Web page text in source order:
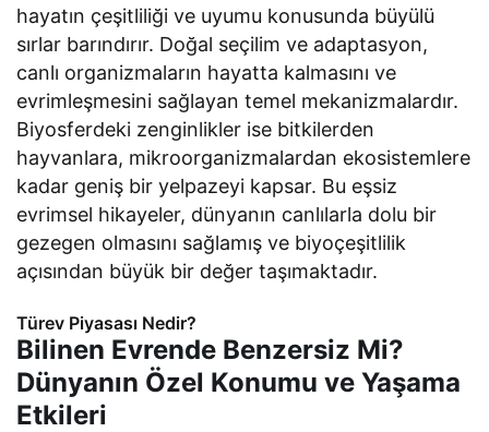
hayatın çeşitliliği ve uyumu konusunda büyülü
sırlar barındırır. Doğal seçilim ve adaptasyon,
canlı organizmaların hayatta kalmasını ve
evrimleşmesini sağlayan temel mekanizmalardır.
Biyosferdeki zenginlikler ise bitkilerden
hayvanlara, mikroorganizmalardan ekosistemlere
kadar geniş bir yelpazeyi kapsar. Bu eşsiz
evrimsel hikayeler, dünyanın canlılarla dolu bir
gezegen olmasını sağlamış ve biyoçeşitlilik
açısından büyük bir değer taşımaktadır.
Türev Piyasası Nedir?
Bilinen Evrende Benzersiz Mi?
Dünyanın Özel Konumu ve Yaşama
Etkileri